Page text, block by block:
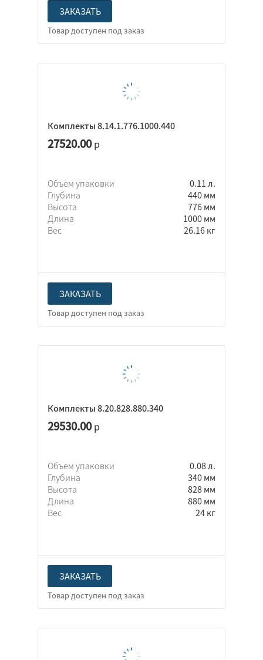
ЗАКАЗАТЬ
Комплекты 8.14.1.776.1000.440
27520.00р
Объем упаковки
0.11 л.
Глубина
440 мм
Высота
776 мм
Длина
1000 мм
Вес
26.16 кг
ЗАКАЗАТЬ
Комплекты 8.20.828.880.340
29530.00р
Объем упаковки
0.08 л.
Глубина
340 мм
Высота
828 мм
Длина
880 мм
Вес
24 кг
ЗАКАЗАТЬ